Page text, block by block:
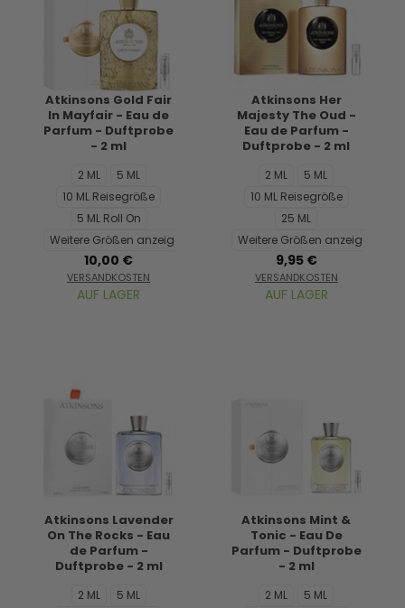
Atkinsons Gold Fair
In Mayfair - Eau de
Parfum - Duftprobe
- 2 ml
2 ML
5 ML
10 ML Reisegröße
5 ML Roll On
Weitere Größen anzeigen...
10,00 €
VERSANDKOSTEN
AUF LAGER
Atkinsons Her
Majesty The Oud -
Eau de Parfum -
Duftprobe - 2 ml
2 ML
5 ML
10 ML Reisegröße
25 ML
Weitere Größen anzeigen...
9,95 €
VERSANDKOSTEN
AUF LAGER
Atkinsons Lavender
On The Rocks - Eau
de Parfum -
Duftprobe - 2 ml
2 ML
5 ML
Atkinsons Mint &
Tonic - Eau De
Parfum - Duftprobe
- 2 ml
2 ML
5 ML